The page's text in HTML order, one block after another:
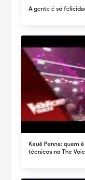
A gente é só
Kauê Penna: quem
técnicos no The